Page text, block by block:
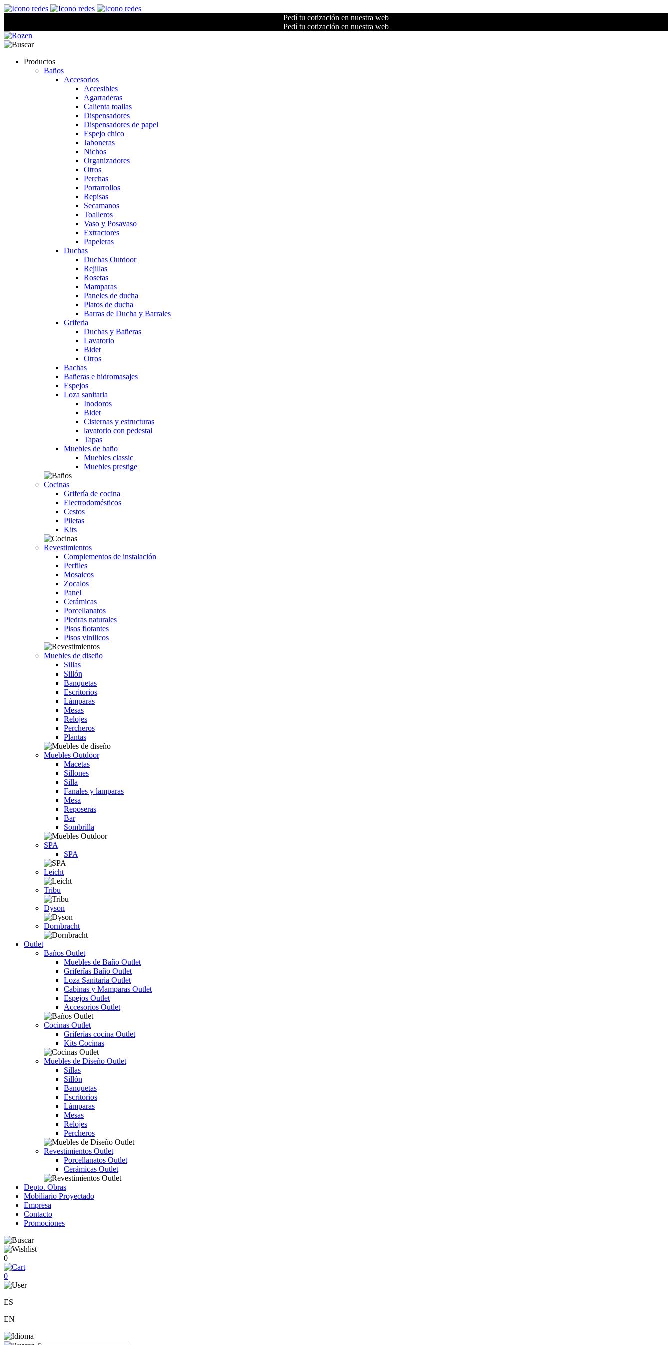
Pedí tu cotización en nuestra web
Pedí tu cotización en nuestra web
Productos
Baños
Accesorios
Accesibles
Agarraderas
Calienta toallas
Dispensadores
Dispensadores de papel
Espejo chico
Jaboneras
Nichos
Organizadores
Otros
Perchas
Portarrollos
Repisas
Secamanos
Toalleros
Vaso y Posavaso
Extractores
Papeleras
Duchas
Duchas Outdoor
Rejillas
Rosetas
Mamparas
Paneles de ducha
Platos de ducha
Barras de Ducha y Barrales
Griferia
Duchas y Bañeras
Lavatorio
Bidet
Otros
Bachas
Bañeras e hidromasajes
Espejos
Loza sanitaria
Inodoros
Bidet
Cisternas y estructuras
lavatorio con pedestal
Tapas
Muebles de baño
Muebles classic
Muebles prestige
Cocinas
Grifería de cocina
Electrodomésticos
Cestos
Piletas
Kits
Revestimientos
Complementos de instalación
Perfiles
Mosaicos
Zocalos
Panel
Cerámicas
Porcellanatos
Piedras naturales
Pisos flotantes
Pisos vinilicos
Muebles de diseño
Sillas
Sillón
Banquetas
Escritorios
Lámparas
Mesas
Relojes
Percheros
Plantas
Muebles Outdoor
Macetas
Sillones
Silla
Fanales y lamparas
Mesa
Reposeras
Bar
Sombrilla
SPA
SPA
Leicht
Tribu
Dyson
Dornbracht
Outlet
Baños Outlet
Muebles de Baño Outlet
Griferîas Baño Outlet
Loza Sanitaria Outlet
Cabinas y Mamparas Outlet
Espejos Outlet
Accesorios Outlet
Cocinas Outlet
Griferías cocina Outlet
Kits Cocinas
Muebles de Diseño Outlet
Sillas
Sillón
Banquetas
Escritorios
Lámparas
Mesas
Relojes
Percheros
Revestimientos Outlet
Porcellanatos Outlet
Cerámicas Outlet
Depto. Obras
Mobiliario Proyectado
Empresa
Contacto
Promociones
0
0
ES
EN